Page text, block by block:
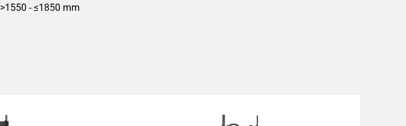
>1550 - ≤1850 mm